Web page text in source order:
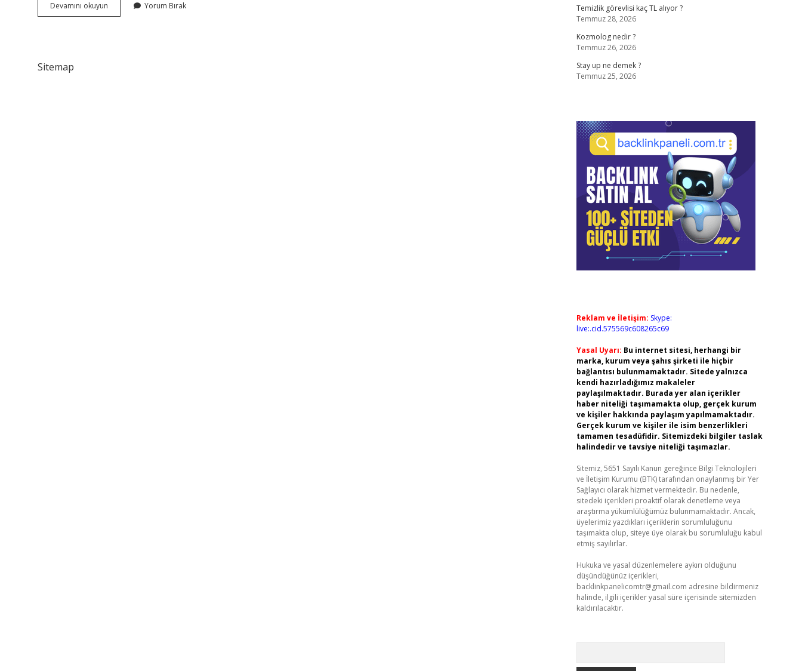
Devamını okuyun
Tane
Yorum Bırak
Sitemap
Temizlik görevlisi kaç TL alıyor ?
Temmuz 28, 2026
Kozmolog nedir ?
Temmuz 26, 2026
Stay up ne demek ?
Temmuz 25, 2026
Reklam ve İletişim: Skype:
live:.cid.575569c608265c69
Yasal Uyarı: Bu internet sitesi, herhangi bir
marka, kurum veya şahıs şirketi ile hiçbir
bağlantısı bulunmamaktadır. Sitede yalnızca
kendi hazırladığımız makaleler
paylaşılmaktadır. Burada yer alan içerikler
haber niteliği taşımamakta olup, gerçek kurum
ve kişiler hakkında paylaşım yapılmamaktadır.
Gerçek kurum ve kişiler ile isim benzerlikleri
tamamen tesadüfidir. Sitemizdeki bilgiler taslak
halindedir ve tavsiye niteliği taşımazlar.
Sitemiz, 5651 Sayılı Kanun gereğince Bilgi Teknolojileri
ve İletişim Kurumu (BTK) tarafından onaylanmış bir Yer
Sağlayıcı olarak hizmet vermektedir. Bu nedenle,
sitedeki içerikleri proaktif olarak denetleme veya
araştırma yükümlülüğümüz bulunmamaktadır. Ancak,
üyelerimiz yazdıkları içeriklerin sorumluluğunu
taşımakta olup, siteye üye olarak bu sorumluluğu kabul
etmiş sayılırlar.
Hukuka ve yasal düzenlemelere aykırı olduğunu
düşündüğünüz içerikleri,
backlinkpanelicomtr@gmail.com adresine bildirmeniz
halinde, ilgili içerikler yasal süre içerisinde sitemizden
kaldırılacaktır.